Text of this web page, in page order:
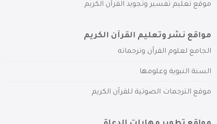
موقع تعليم تفسير وتجويد القرآن الكريم
مواقع نشر وتعليم القرآن الكريم
الجامع لعلوم القرآن وترجماته
السنة النبوية وعلومها
موقع الترجمات الصوتية للقرآن الكريم